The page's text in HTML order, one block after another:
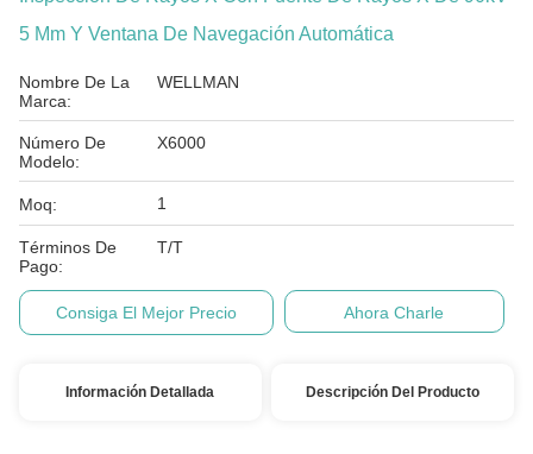
5 Μm Y Ventana De Navegación Automática
Nombre De La
Marca:
WELLMAN
Número De
Modelo:
X6000
Moq: 1
Términos De
Pago:
T/T
Consiga El Mejor Precio Ahora Charle
Información Detallada Descripción Del Producto